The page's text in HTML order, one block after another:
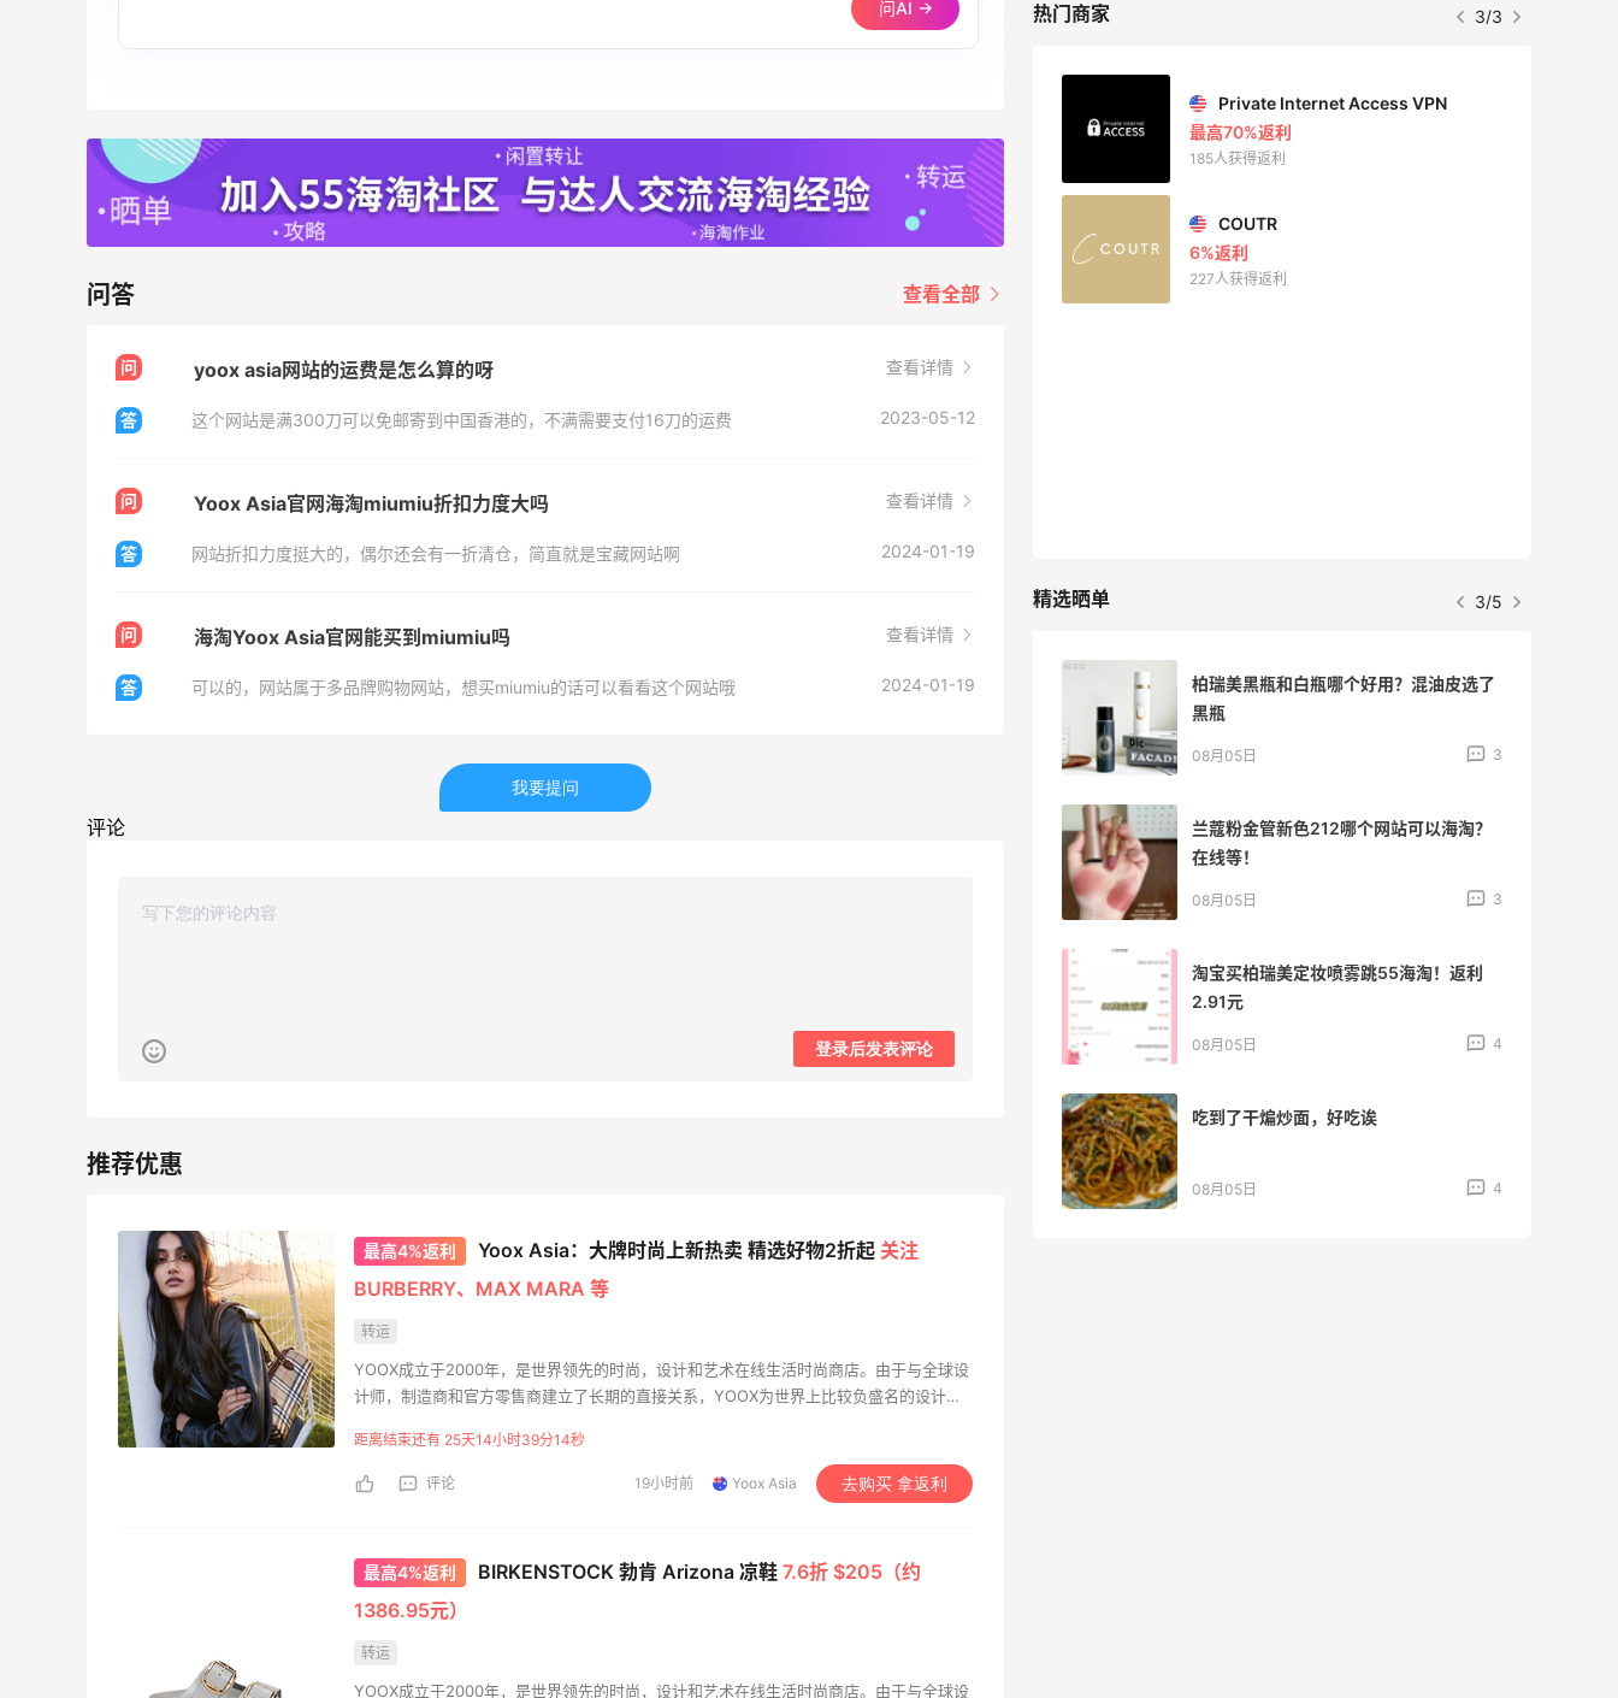
问AI →
问答 查看全部
问 yoox asia网站的运费是怎么算的呀 查看详情
答 这个网站是满300刀可以免邮寄到中国香港的，不满需要支付16刀的运费 2023-05-12
问 Yoox Asia官网海淘miumiu折扣力度大吗 查看详情
答 网站折扣力度挺大的，偶尔还会有一折清仓，简直就是宝藏网站啊 2024-01-19
问 海淘Yoox Asia官网能买到miumiu吗 查看详情
答 可以的，网站属于多品牌购物网站，想买miumiu的话可以看看这个网站哦 2024-01-19
我要提问
评论
登录后发表评论
最高4%返利 Yoox Asia：大牌时尚上新热卖 精选好物2折起 关注
BURBERRY、MAX MARA 等
转运
YOOX成立于2000年，是世界领先的时尚，设计和艺术在线生活时尚商店。由于与全球设
计师，制造商和官方零售商建立了长期的直接关系，YOOX为世界上比较负盛名的设计师
家，对社会和环境负责的品牌和童装的独家合作。
距离结束还有 25天14小时39分13秒
评论 19小时前 Yoox Asia 去购买 拿返利
最高4%返利 BIRKENSTOCK 勃肯 Arizona 凉鞋 7.6折 $205（约
1386.95元）
转运
YOOX成立于2000年，是世界领先的时尚，设计和艺术在线生活时尚商店。由于与全球设
热门商家 3/3
6011人成功下单
Biōkreativ
30%返利
最高2%返利
最高3%返利
Belly Bandit
4%返利
Private Internet Access VPN
最高70%返利
185人获得返利
COUTR
6%返利
227人获得返利
精选晒单 3/5
开奖｜社区7月常规主题活动名单公布 Evelom卸妆膏--卸妆膏中的“爱马仕”
柏瑞美黑瓶和白瓶哪个好用？混油皮选了
黑瓶
08月05日 3
兰蔻粉金管新色212哪个网站可以海淘？
在线等！
08月05日 3
淘宝买柏瑞美定妆喷雾跳55海淘！返利
2.91元
08月05日 4
吃到了干煸炒面，好吃诶
08月05日 4